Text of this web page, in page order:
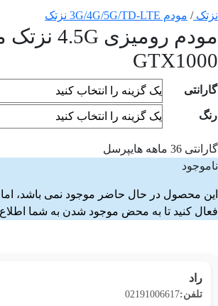
نزتک / مودم 3G/4G/5G/TD-LTE نزتک
GTX1000
گارانتی
رنگ
گارانتی 36 ماهه هایپرسل
ناموجود
این محصول در حال حاضر موجود نمی باشد، اما
فعال کنید تا به محض موجود شدن به شما
راد
تلفن:02191006617